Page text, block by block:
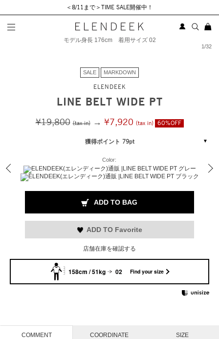
＜8/11まで＞TIME SALE開催中！
1/32
モデル身長 176cm 着用サイズ 02
SALE MARKDOWN
ELENDEEK
LINE BELT WIDE PT
¥19,800 (tax in)→ ¥7,920 (tax in) 60%OFF
獲得ポイント 79pt
Color:
ADD TO BAG
ADD TO Favorite
店舗在庫を確認する
158cm / 51kg 02 Find your size
COMMENT COORDINATE SIZE